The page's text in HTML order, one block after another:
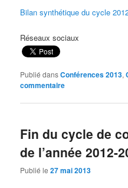
Bilan synthétique du cycle
Réseaux sociaux
Publié dansConférences 2013,
commentaire
Fin du cycle de
de l’année 2012-
Publié le27 mai 2013